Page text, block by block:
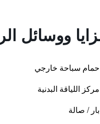
ووسائل
حمام سباحة خارجي
مركز اللياقة البدنية
بار / صالة